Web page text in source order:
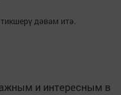
дәвам итә.
и интересным в